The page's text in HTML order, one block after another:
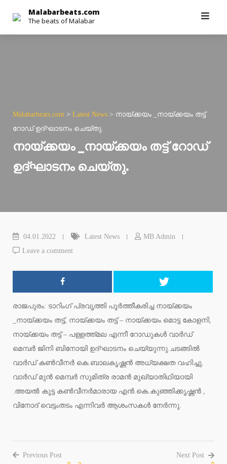
content
Malabarbeats.com
The beats of Malabar
Malabarbeats.com > Latest News > നായ്ക്കയം _നായ്ക്കയം തട്ട്
റോഡ് ഉദ്ഘാടനം ചെയ്തു.
നായ്ക്കയം _നായ്ക്കയം തട്ട് റോഡ്
ഉദ്ഘാടനം ചെയ്തു.
04.01.2022 Latest News
MB Admin
Leave a comment
രാജപുരം: ടാറിംഗ് പ്രവൃത്തി പൂര്‍ത്തീകരിച്ച നായ്ക്കയം
_നായ്ക്കയം തട്ട്, നായ്ക്കയം തട്ട് – നായ്ക്കയം മൊട്ട കോളനി,
നായ്ക്കയം തട്ട് – പള്ളത്ത്മല എന്നീ റോഡുകള്‍ വാര്‍ഡ്
മെമ്പര്‍ ജിനി ബിനോയി ഉദ്ഘാടനം ചെയ്യുന്നു.ചടങ്ങില്‍
വാര്‍ഡ് കണ്‍വീനര്‍ കെ.ബാലകൃഷ്ണന്‍ അധ്യക്ഷത വഹിച്ചു.
വാര്‍ഡ് മുന്‍ മെമ്പര്‍ സുമിത്ര രാമന്‍ മുഖ്യാതിഥിയായി
.അയല്‍ കൂട്ട കണ്‍വീനര്‍മാരായ എന്‍.കെ.കുഞ്ഞിക്കൃഷ്ണന്‍ ,
വിനോദ് വെട്ടംതടം എന്നിവര്‍ ആശംസകള്‍ നേര്‍ന്നു.
Previous Post Next Post